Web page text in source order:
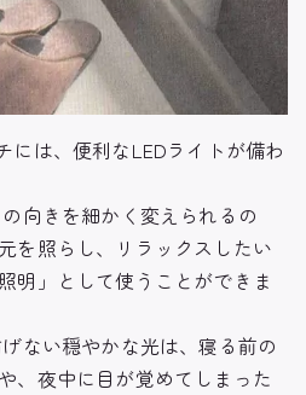
には、便利なLEDライトが備わ
向きを細かく変えられるの
を照らし、リラックスしたい
明」として使うことができま
ない穏やかな光は、寝る前の
、夜中に目が覚めてしまった